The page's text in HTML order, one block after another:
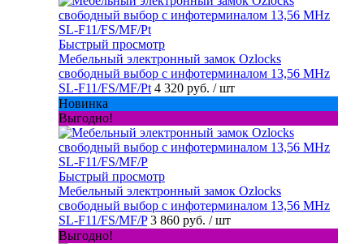
Быстрый просмотр
Мебельный электронный замок Ozlocks
свободный выбор с инфотерминалом 13,56 MHz
SL-F11/FS/MF/Pt 4 320 руб. / шт
Новинка
Выгодно!
Быстрый просмотр
Мебельный электронный замок Ozlocks
свободный выбор с инфотерминалом 13,56 MHz
SL-F11/FS/MF/P 3 860 руб. / шт
Выгодно!